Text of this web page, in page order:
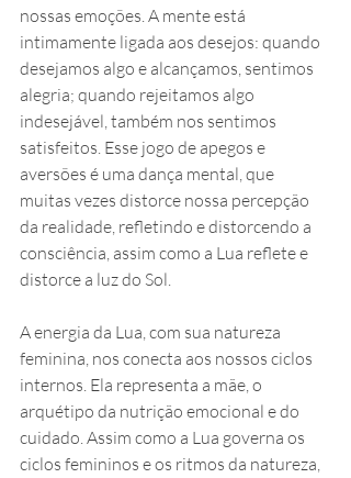
nossas emoções. A mente está
intimamente ligada aos desejos: quando
desejamos algo e alcançamos, sentimos
alegria; quando rejeitamos algo
indesejável, também nos sentimos
satisfeitos. Esse jogo de apegos e
aversões é uma dança mental, que
muitas vezes distorce nossa percepção
da realidade, refletindo e distorcendo a
consciência, assim como a Lua reflete e
distorce a luz do Sol.
A energia da Lua, com sua natureza
feminina, nos conecta aos nossos ciclos
internos. Ela representa a mãe, o
arquétipo da nutrição emocional e do
cuidado. Assim como a Lua governa os
ciclos femininos e os ritmos da natureza,